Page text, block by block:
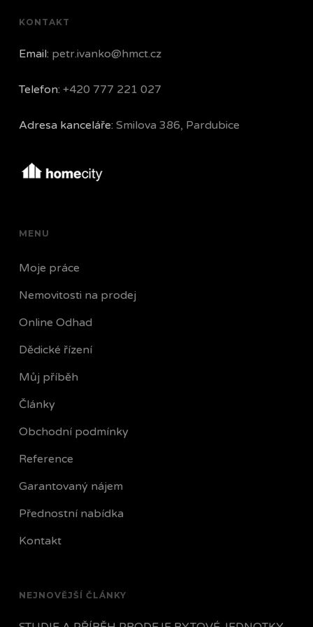
KONTAKT
Email: petr.ivanko@hmct.cz
Telefon: +420 777 221 027
Adresa kanceláře: Smilova 386, Pardubice
MENU
Moje práce
Nemovitosti na prodej
Online Odhad
Dědické řízení
Můj příběh
Články
Obchodní podmínky
Reference
Garantovaný nájem
Přednostní nabídka
Kontakt
NEJNOVĚJŠÍ ČLÁNKY